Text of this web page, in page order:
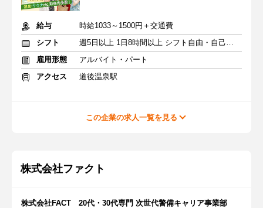
給与
時給1033～1500円＋交通費
シフト
週5日以上 1日8時間以上 シフト自由・自己申告
雇用形態
アルバイト・パート
アクセス
道後温泉駅
この企業の求人一覧を見る
株式会社ファクト
株式会社FACT 20代・30代専門 次世代警備キャリア事業部